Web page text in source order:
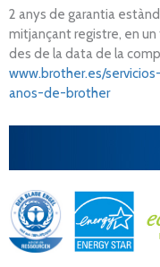
2 anys de garantia
mitjançant registre, en
des de la data de la
www.brother.es/
anos-de-brother